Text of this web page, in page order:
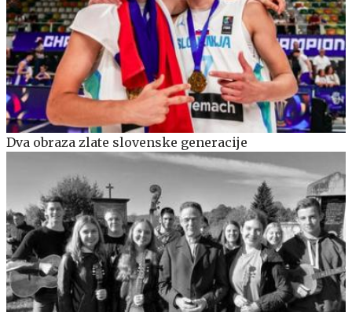
Dva obraza zlate slovenske generacije